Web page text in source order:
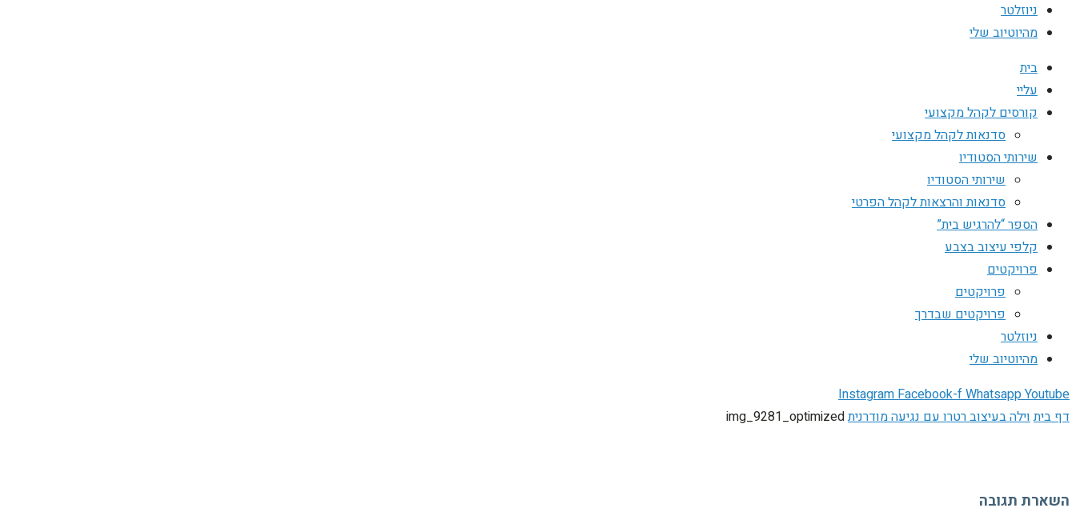
ניוזלטר
מהיוטיוב שלי
בית
עליי
קורסים לקהל מקצועי
סדנאות לקהל מקצועי
שירותי הסטודיו
שירותי הסטודיו
סדנאות והרצאות לקהל הפרטי
הספר “להרגיש בית”
קלפי עיצוב בצבע
פרויקטים
פרויקטים
פרויקטים שבדרך
ניוזלטר
מהיוטיוב שלי
InstagramFacebook-fWhatsappYoutube
דף ביתוילה בעיצוב רטרו עם נגיעה מודרניתimg_9281_optimized
השארת תגובה